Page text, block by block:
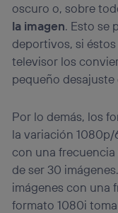
oscuro o, sobre
la imagen. Esto se
deportivos, si
televisor los
pequeño
Por lo demás, los
la variación
con una
de ser 30
imágenes con una
formato 1080i